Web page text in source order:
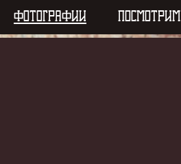
ФОТОГРАФИИ ПОСМОТРИМ